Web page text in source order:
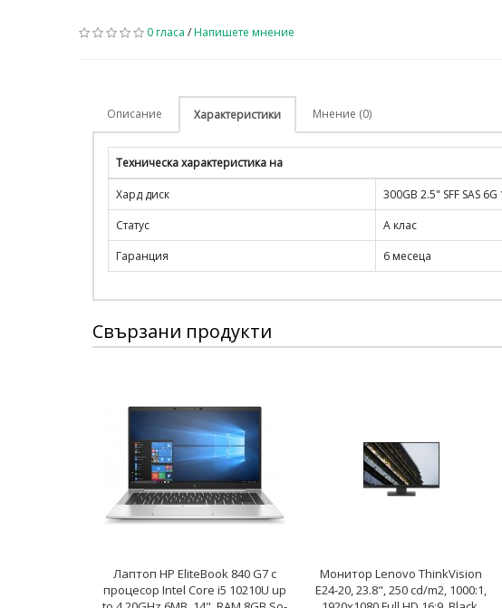
0 гласа /Напишете мнение
Описание Характеристики Мнение (0)
Техническа характеристика на
Хард диск
300GB 2.5" SFF SAS
Статус
A клас
Гаранция
6 месеца
Свързани продукти
Лаптоп HP EliteBook 840 G7 с
процесор Intel Core i5 10210U up
Монитор Lenovo ThinkVision
E24-20, 23.8", 250 cd/m2, 1000:1,